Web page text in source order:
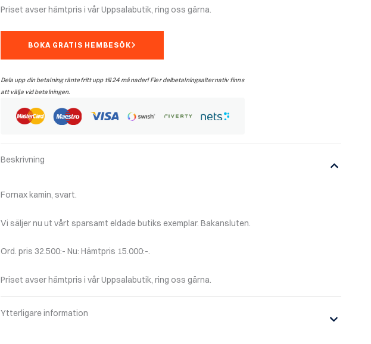
Priset avser hämtpris i vår Uppsalabutik, ring oss gärna.
BOKA GRATIS HEMBESÖK
Dela upp din betalning räntefritt upp till 24 månader! Fler delbetalningsalternativ finns
att välja vid betalningen.
Beskrivning
Fornax kamin, svart.
Vi säljer nu ut vårt sparsamt eldade butiks exemplar. Bakansluten.
Ord. pris 32.500:- Nu: Hämtpris 15.000:-.
Priset avser hämtpris i vår Uppsalabutik, ring oss gärna.
Ytterligare information